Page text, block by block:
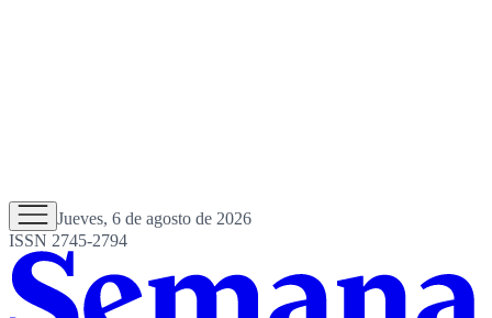
Jueves, 6 de agosto de 2026
ISSN 2745-2794